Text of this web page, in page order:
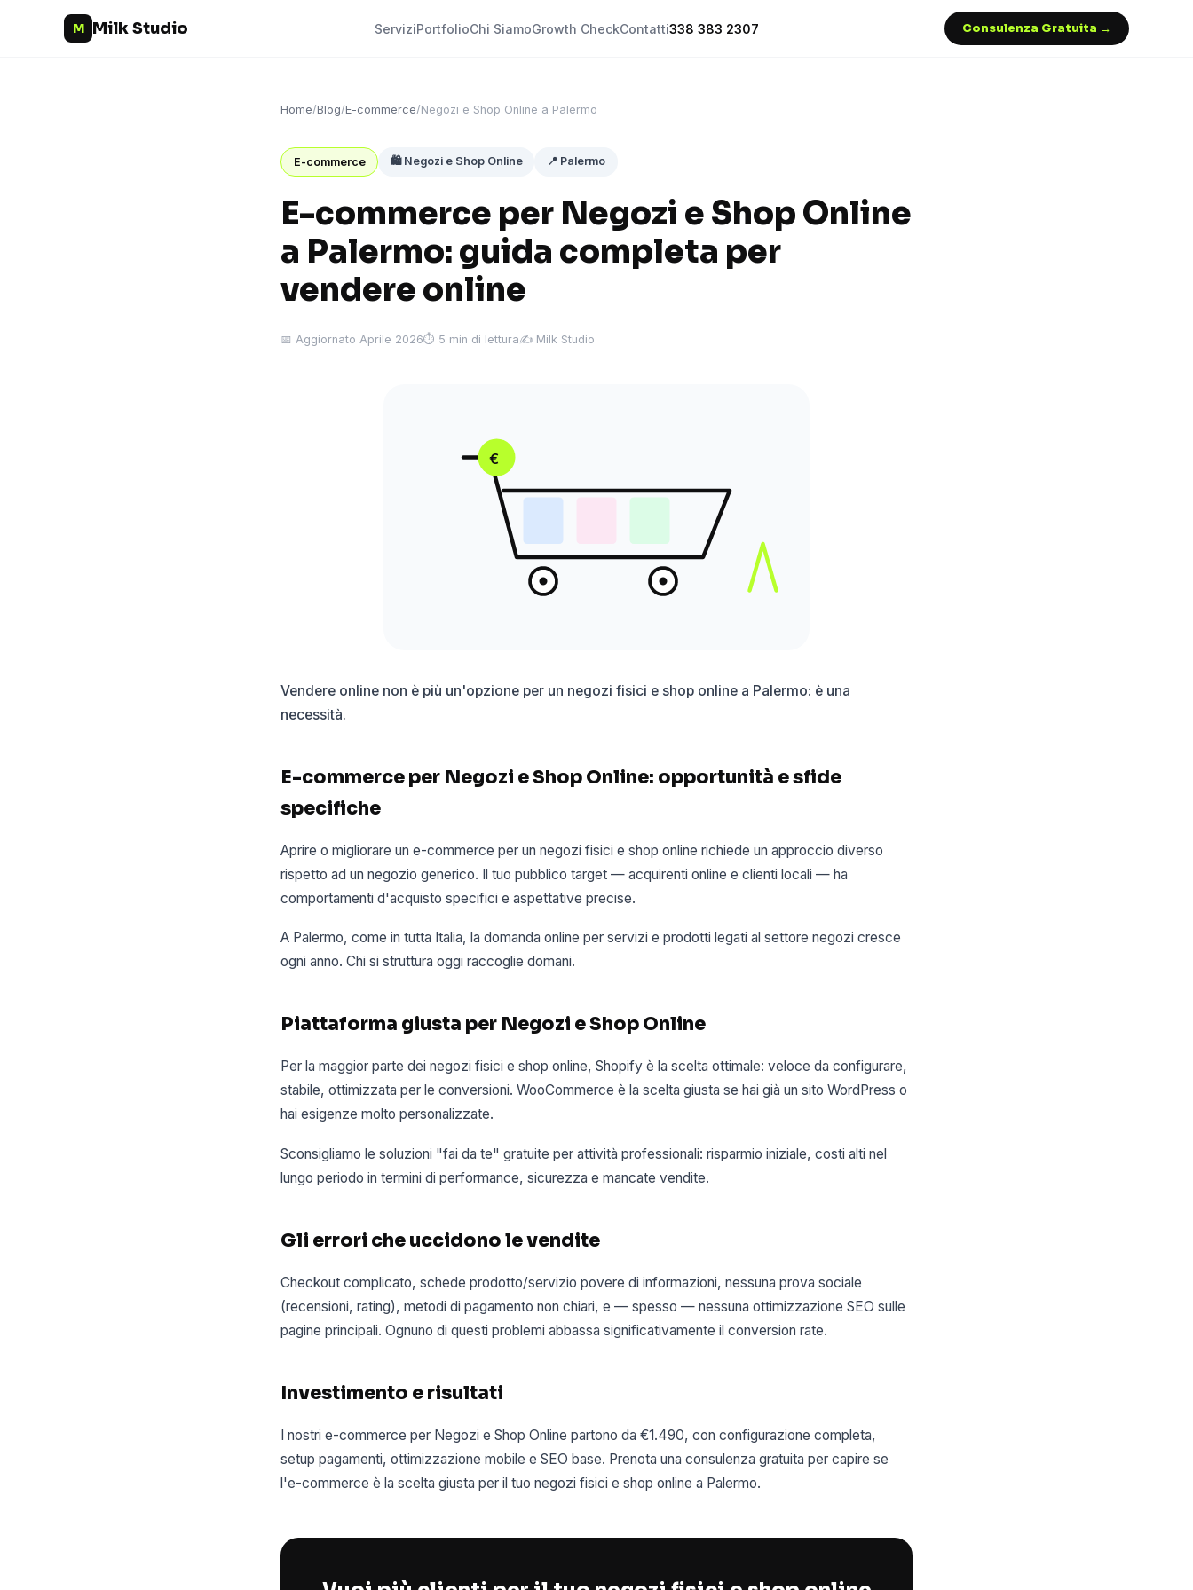
M Milk Studio ServiziPortfolioChi SiamoGrowth CheckContatti338 383 2307 Consulenza Gratuita →
Home/Blog/E-commerce/Negozi e Shop Online a Palermo
E-commerce 🛍️ Negozi e Shop Online 📍 Palermo
E-commerce per Negozi e Shop Online
a Palermo: guida completa per
vendere online
📅 Aggiornato Aprile 2026⏱ 5 min di lettura✍️ Milk Studio
€
Vendere online non è più un'opzione per un negozi fisici e shop online a Palermo: è una
necessità.
E-commerce per Negozi e Shop Online: opportunità e sfide
specifiche
Aprire o migliorare un e-commerce per un negozi fisici e shop online richiede un approccio diverso
rispetto ad un negozio generico. Il tuo pubblico target — acquirenti online e clienti locali — ha
comportamenti d'acquisto specifici e aspettative precise.
A Palermo, come in tutta Italia, la domanda online per servizi e prodotti legati al settore negozi cresce
ogni anno. Chi si struttura oggi raccoglie domani.
Piattaforma giusta per Negozi e Shop Online
Per la maggior parte dei negozi fisici e shop online, Shopify è la scelta ottimale: veloce da configurare,
stabile, ottimizzata per le conversioni. WooCommerce è la scelta giusta se hai già un sito WordPress o
hai esigenze molto personalizzate.
Sconsigliamo le soluzioni "fai da te" gratuite per attività professionali: risparmio iniziale, costi alti nel
lungo periodo in termini di performance, sicurezza e mancate vendite.
Gli errori che uccidono le vendite
Checkout complicato, schede prodotto/servizio povere di informazioni, nessuna prova sociale
(recensioni, rating), metodi di pagamento non chiari, e — spesso — nessuna ottimizzazione SEO sulle
pagine principali. Ognuno di questi problemi abbassa significativamente il conversion rate.
Investimento e risultati
I nostri e-commerce per Negozi e Shop Online partono da €1.490, con configurazione completa,
setup pagamenti, ottimizzazione mobile e SEO base. Prenota una consulenza gratuita per capire se
l'e-commerce è la scelta giusta per il tuo negozi fisici e shop online a Palermo.